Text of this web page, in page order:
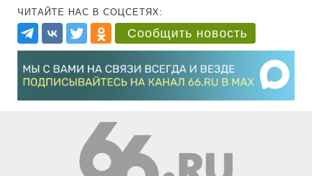
ЧИТАЙТЕ НАС В СОЦСЕТЯХ:
Сообщить новость